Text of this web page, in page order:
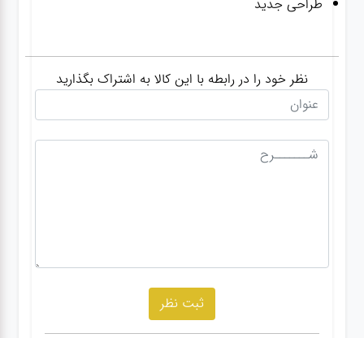
نظر خود را در رابطه با این کالا به اشتراک بگذارید